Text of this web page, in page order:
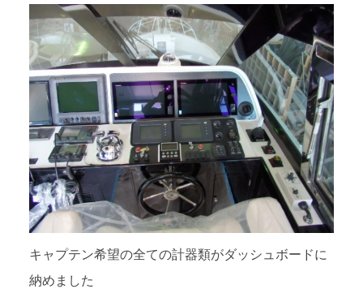
キャプテン希望の全ての計器類がダッシュボードに
納めました